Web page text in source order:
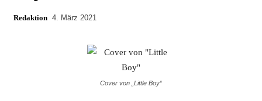
Redaktion 4. März 2021
Cover von „Little Boy“